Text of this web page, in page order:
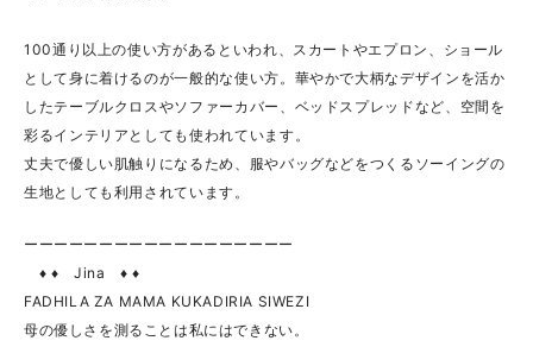
100通り以上の使い方があるといわれ、スカートやエプロン、ショール
として身に着けるのが一般的な使い方。華やかで大柄なデザインを活か
したテーブルクロスやソファーカバー、ベッドスプレッドなど、空間を
彩るインテリアとしても使われています。
丈夫で優しい肌触りになるため、服やバッグなどをつくるソーイングの
生地としても利用されています。
ーーーーーーーーーーーーーーーーーー
♦ ♦ Jina ♦ ♦
FADHILA ZA MAMA KUKADIRIA SIWEZI
母の優しさを測ることは私にはできない。